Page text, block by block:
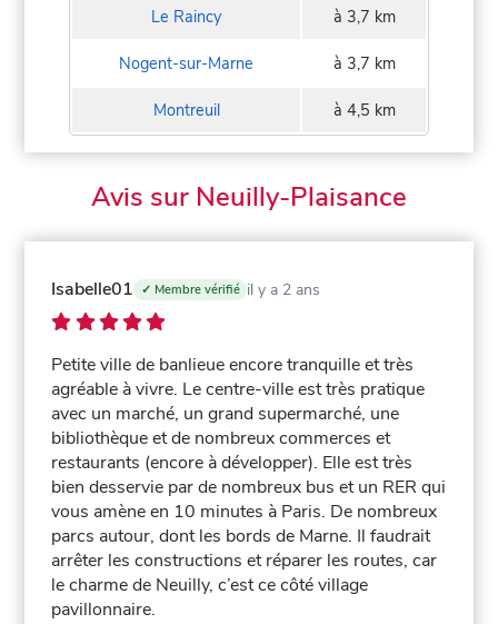
Le Raincy à 3,7 km
Nogent-sur-Marne à 3,7 km
Montreuil à 4,5 km
Avis sur Neuilly-Plaisance
Isabelle01 ✓ Membre vérifié il y a 2 ans
Petite ville de banlieue encore tranquille et très
agréable à vivre. Le centre-ville est très pratique
avec un marché, un grand supermarché, une
bibliothèque et de nombreux commerces et
restaurants (encore à développer). Elle est très
bien desservie par de nombreux bus et un RER qui
vous amène en 10 minutes à Paris. De nombreux
parcs autour, dont les bords de Marne. Il faudrait
arrêter les constructions et réparer les routes, car
le charme de Neuilly, c’est ce côté village
pavillonnaire.